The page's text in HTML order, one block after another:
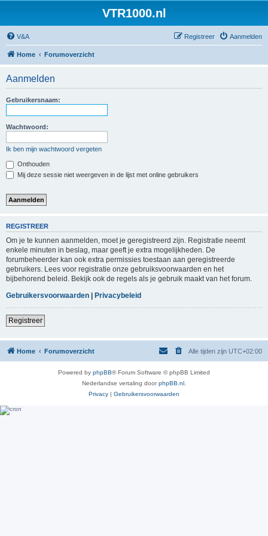
VTR1000.nl
V&A Aanmelden
Registreer
Home Forumoverzicht
Aanmelden
Gebruikersnaam:
Wachtwoord:
Ik ben mijn wachtwoord vergeten
Onthouden
Mij deze sessie niet weergeven in de lijst met online gebruikers
REGISTREER
Om je te kunnen aanmelden, moet je geregistreerd zijn. Registratie neemt
enkele minuten in beslag, maar geeft je extra mogelijkheden. De
forumbeheerder kan ook extra permissies toestaan aan geregistreerde
gebruikers. Lees voor registratie onze gebruiksvoorwaarden en het
bijbehorend beleid. Bekijk ook de regels als je gebruik maakt van het forum.
Gebruikersvoorwaarden | Privacybeleid
Registreer
Home Forumoverzicht Alle tijden zijn UTC+02:00
Powered by phpBB® Forum Software © phpBB Limited
Nederlandse vertaling doorphpBB.nl
Privacy | Gebruikersvoorwaarden